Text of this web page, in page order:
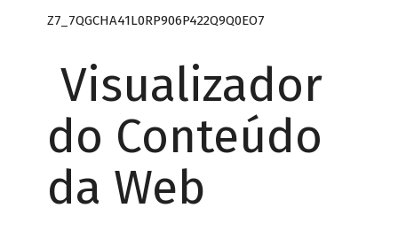
Z7_7QGCHA41L0RP906P422Q9Q0EO7
Visualizador
do Conteúdo
da Web